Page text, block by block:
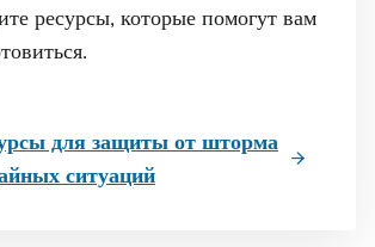
ресурсы, которые помогут вам
для защиты от шторма
ситуаций